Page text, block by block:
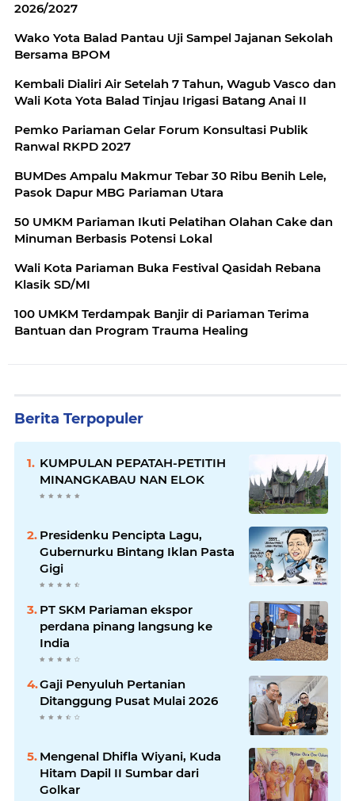
2026/2027
Wako Yota Balad Pantau Uji Sampel Jajanan Sekolah
Bersama BPOM
Kembali Dialiri Air Setelah 7 Tahun, Wagub Vasco dan
Wali Kota Yota Balad Tinjau Irigasi Batang Anai II
Pemko Pariaman Gelar Forum Konsultasi Publik
Ranwal RKPD 2027
BUMDes Ampalu Makmur Tebar 30 Ribu Benih Lele,
Pasok Dapur MBG Pariaman Utara
50 UMKM Pariaman Ikuti Pelatihan Olahan Cake dan
Minuman Berbasis Potensi Lokal
Wali Kota Pariaman Buka Festival Qasidah Rebana
Klasik SD/MI
100 UMKM Terdampak Banjir di Pariaman Terima
Bantuan dan Program Trauma Healing
Berita Terpopuler
KUMPULAN PEPATAH-PETITIH
MINANGKABAU NAN ELOK
Presidenku Pencipta Lagu,
Gubernurku Bintang Iklan Pasta
Gigi
PT SKM Pariaman ekspor
perdana pinang langsung ke
India
Gaji Penyuluh Pertanian
Ditanggung Pusat Mulai 2026
Mengenal Dhifla Wiyani, Kuda
Hitam Dapil II Sumbar dari
Golkar